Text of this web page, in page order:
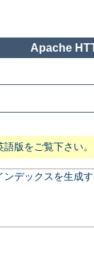
Apache
版をご覧下さい。
デックスを生成